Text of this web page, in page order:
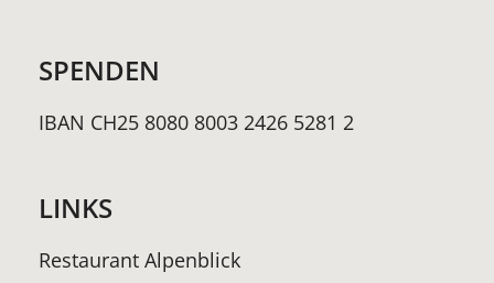
SPENDEN
IBAN CH25 8080 8003 2426 5281 2
LINKS
Restaurant Alpenblick